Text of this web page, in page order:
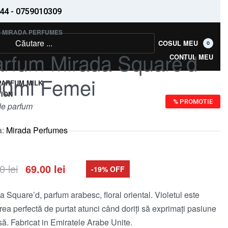
- 0759010309
COSUL MEU 0
CONTUL MEU
MILK
% PROMOTIE
›MIRADA PERFUMES
Mirada Square’d
Femei
parfum
Mirada Perfumes
lei 69.00 lei -19% OFF
Square’d, parfum arabesc, floral oriental. Violetul este
perfectă de purtat atunci când doriți să exprimați pasiune
Fabricat in Emiratele Arabe Unite.